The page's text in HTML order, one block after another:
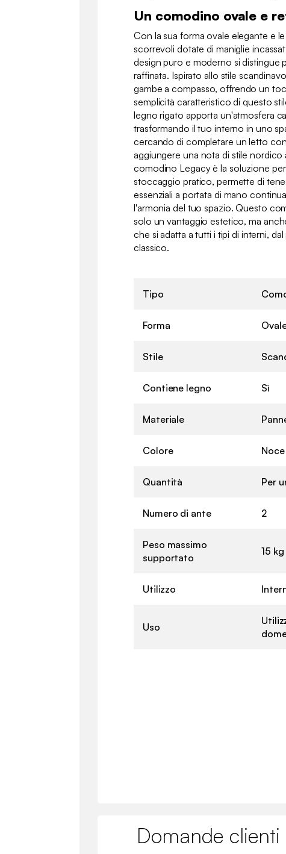
Un comodino ovale e
Con la sua forma ovale elegante e
scorrevoli dotate di maniglie
design puro e moderno si distingue
raffinata. Ispirato allo stile
gambe a compasso, offrendo un
semplicità caratteristico di questo
legno rigato apporta un'atmosfera
trasformando il tuo interno in uno
cercando di completare un letto
aggiungere una nota di stile nordico
comodino Legacy è la soluzione
stoccaggio pratico, permette di
essenziali a portata di mano
l'armonia del tuo spazio. Questo
solo un vantaggio estetico, ma
che si adatta a tutti i tipi di interni,
classico.
Tipo
Forma
Stile
Contiene legno Sì
Materiale
Colore Noce
Quantità Per
Numero di ante 2
Peso massimo
supportato
15 kg
Utilizzo
Uso
Domande clienti